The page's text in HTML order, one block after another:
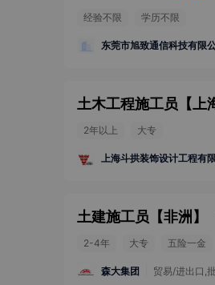
经验不限 学历不限
东莞市旭致通信科技有限
土木工程施工员 【
2年以上 大专
上海斗拱装饰设计工程有
土建施工员 【非洲 】
2-4年 大专 五险一金
森大集团 贸易/进出口,